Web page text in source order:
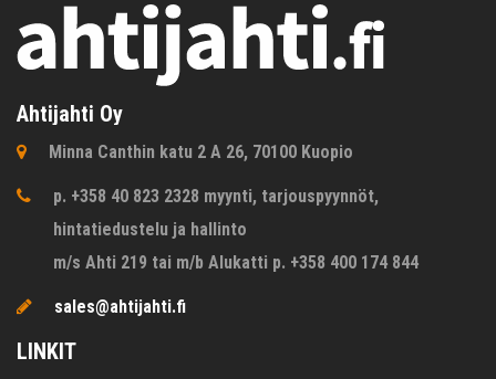
Ahtijahti Oy
Minna Canthin katu 2 A 26, 70100 Kuopio
p. +358 40 823 2328 myynti, tarjouspyynnöt,
hintatiedustelu ja hallinto
m/s Ahti 219 tai m/b Alukatti p. +358 400 174 844
sales@ahtijahti.fi
LINKIT